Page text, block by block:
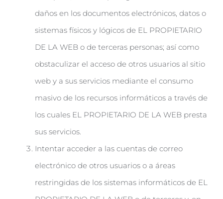
daños en los documentos electrónicos, datos o
sistemas físicos y lógicos de EL PROPIETARIO
DE LA WEB o de terceras personas; así como
obstaculizar el acceso de otros usuarios al sitio
web y a sus servicios mediante el consumo
masivo de los recursos informáticos a través de
los cuales EL PROPIETARIO DE LA WEB presta
sus servicios.
Intentar acceder a las cuentas de correo
electrónico de otros usuarios o a áreas
restringidas de los sistemas informáticos de EL